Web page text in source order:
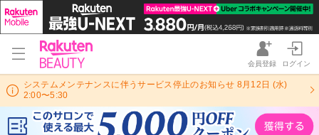
会員登録 ログイン
システムメンテナンスに伴うサービス停止のお知らせ 8月12日 (水)
2:00〜5:30